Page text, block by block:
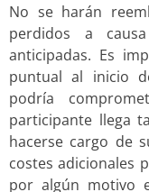
No se harán
perdidos a
anticipadas. Es
puntual al inicio
podría
participante llega
hacerse cargo de
costes adicionales
por algún motivo